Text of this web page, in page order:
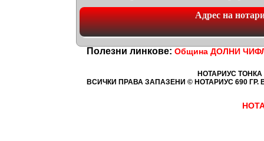
Адрес на
Полезни линкове: Община ДОЛНИ
НОТАРИУС
ВСИЧКИ ПРАВА ЗАПАЗЕНИ © НОТАРИУС 690 ГР.